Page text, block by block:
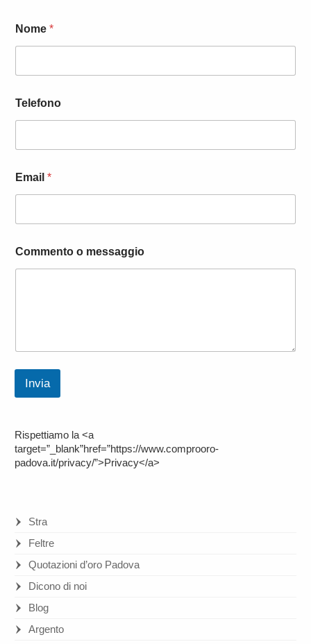
Nome*
Telefono
Email*
Commento o messaggio
Invia
Rispettiamo la <a
target=”_blank”href=”https://www.comprooro-
padova.it/privacy/”>Privacy</a>
Stra
Feltre
Quotazioni d’oro Padova
Dicono di noi
Blog
Argento